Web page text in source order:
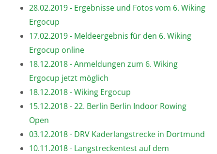
28.02.2019 - Ergebnisse und Fotos vom 6. Wiking
Ergocup
17.02.2019 - Meldeergebnis für den 6. Wiking
Ergocup online
18.12.2018 - Anmeldungen zum 6. Wiking
Ergocup jetzt möglich
18.12.2018 - Wiking Ergocup
15.12.2018 - 22. Berlin Berlin Indoor Rowing
Open
03.12.2018 - DRV Kaderlangstrecke in Dortmund
10.11.2018 - Langstreckentest auf dem